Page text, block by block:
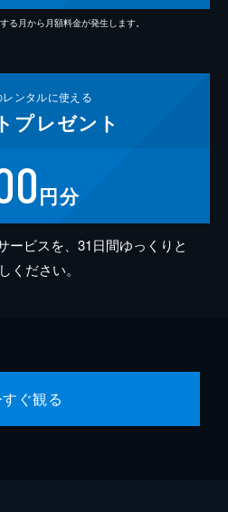
る月から月額料金が発生します。
レンタルに使える
プレゼント
円分
ービスを、31日間ゆっくりと
ください。
ぐ観る